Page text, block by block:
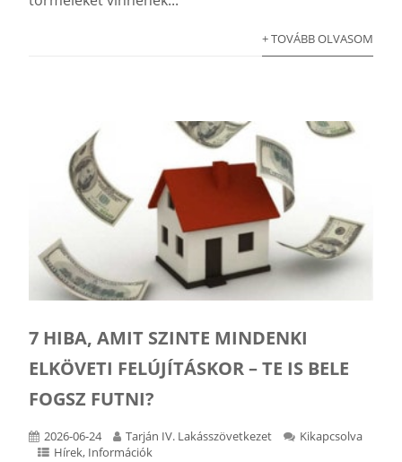
+ TOVÁBB OLVASOM
7 HIBA, AMIT SZINTE MINDENKI
ELKÖVETI FELÚJÍTÁSKOR – TE IS BELE
FOGSZ FUTNI?
2026-06-24 Tarján IV. Lakásszövetkezet
Kikapcsolva
Hírek, Információk